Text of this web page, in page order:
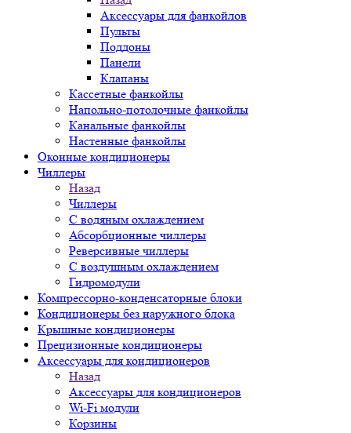
Аксессуары для фанкойлов
Пульты
Поддоны
Панели
Клапаны
Кассетные фанкойлы
Напольно-потолочные фанкойлы
Канальные фанкойлы
Настенные фанкойлы
Оконные кондиционеры
Чиллеры
Назад
Чиллеры
С водяным охлаждением
Абсорбционные чиллеры
Реверсивные чиллеры
С воздушным охлаждением
Гидромодули
Компрессорно-конденсаторные блоки
Кондиционеры без наружного блока
Крышные кондиционеры
Прецизионные кондиционеры
Аксессуары для кондиционеров
Назад
Аксессуары для кондиционеров
Wi-Fi модули
Корзины